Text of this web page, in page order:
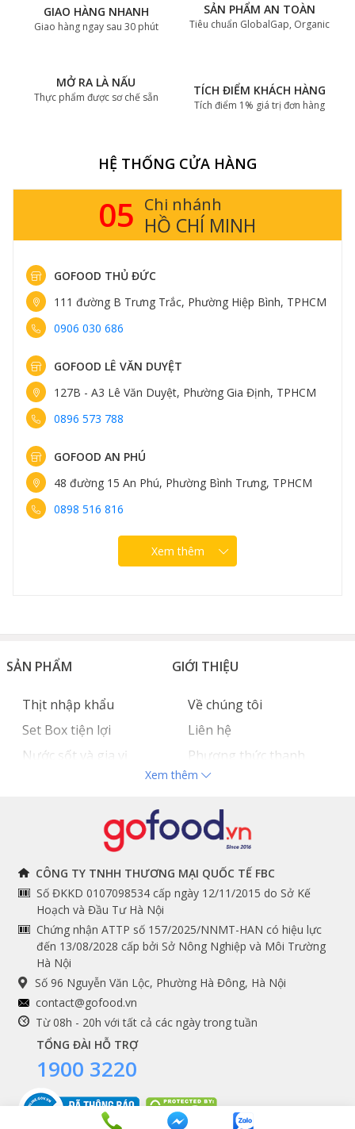
GIAO HÀNG NHANH
Giao hàng ngay sau 30 phút
SẢN PHẨM AN TOÀN
Tiêu chuẩn GlobalGap, Organic
MỞ RA LÀ NẤU
Thực phẩm được sơ chế sẵn TÍCH ĐIỂM KHÁCH HÀNG
Tích điểm 1% giá trị đơn hàng
HỆ THỐNG CỬA HÀNG
05 Chi nhánh
HỒ CHÍ MINH
GOFOOD THỦ ĐỨC
111 đường B Trưng Trắc, Phường Hiệp Bình, TPHCM
0906 030 686
GOFOOD LÊ VĂN DUYỆT
127B - A3 Lê Văn Duyệt, Phường Gia Định, TPHCM
0896 573 788
GOFOOD AN PHÚ
48 đường 15 An Phú, Phường Bình Trưng, TPHCM
0898 516 816
Xem thêm
SẢN PHẨM
Thịt nhập khẩu
Set Box tiện lợi
Nước sốt và gia vị
GIỚI THIỆU
Về chúng tôi
Liên hệ
Phương thức thanh
toán
Tuyển dụng
THÔNG TIN
Chính sách và quy định
chung
Hướng dẫn đặt hàng
Cam kết chất lượng
THEO DÕI NGAY
Facebook
Instagram
Youtube
Tiktok
Shopee
DỊCH VỤ
Premium services
Xem thêm
CÔNG TY TNHH THƯƠNG MẠI QUỐC TẾ FBC
Số ĐKKD 0107098534 cấp ngày 12/11/2015 do Sở Kế
Hoạch và Đầu Tư Hà Nội
Chứng nhận ATTP số 157/2025/NNMT-HAN có hiệu lực
đến 13/08/2028 cấp bởi Sở Nông Nghiệp và Môi Trường
Hà Nội
Số 96 Nguyễn Văn Lộc, Phường Hà Đông, Hà Nội
contact@gofood.vn
Từ 08h - 20h với tất cả các ngày trong tuần
TỔNG ĐÀI HỖ TRỢ
1900 3220